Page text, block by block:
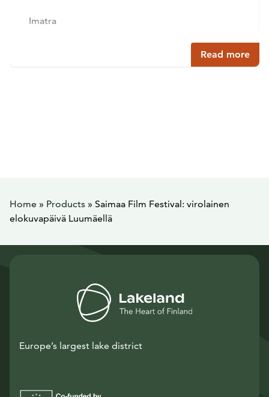
Imatra
Read more
Home » Products » Saimaa Film Festival: virolainen
elokuvapäivä Luumäellä
Europe’s largest lake district